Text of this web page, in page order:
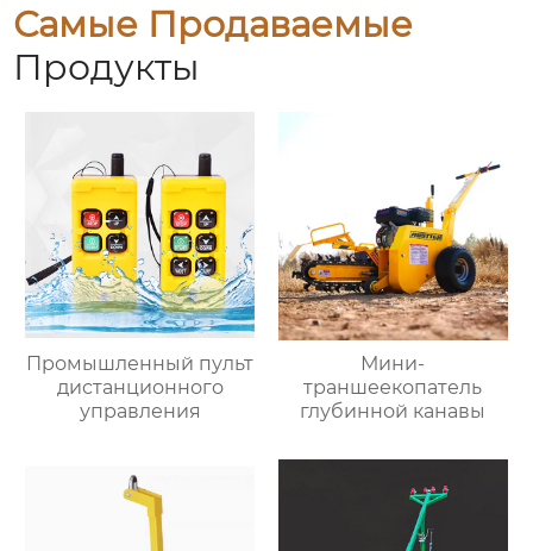
Самые Продаваемые
Продукты
Промышленный пульт
дистанционного
управления
Мини-
траншеекопатель
глубинной канавы